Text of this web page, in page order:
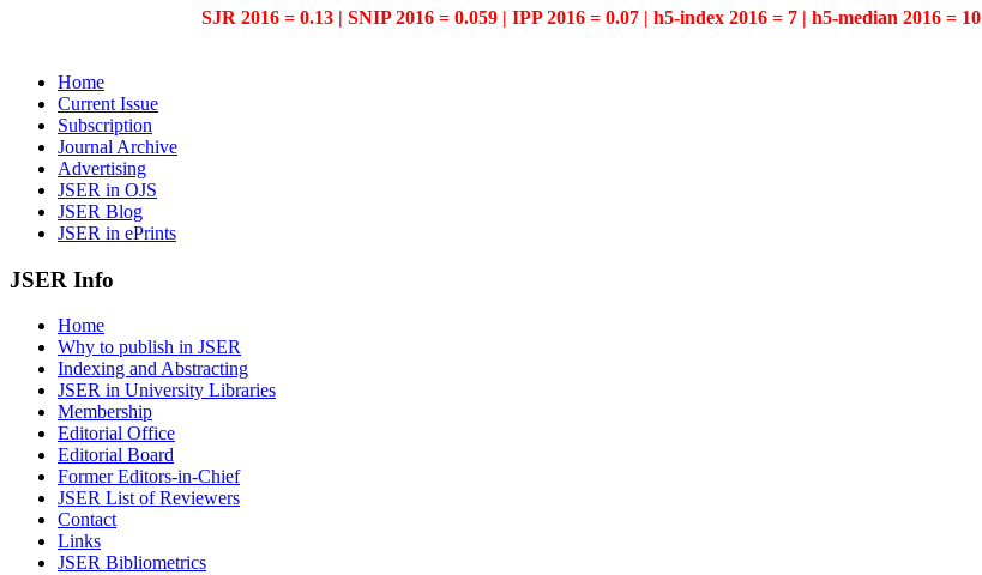
SJR 2016 = 0.13 | SNIP 2016 = 0.059 | IPP 2016 = 0.07 | h5-index 2016 = 7 | h5-median 2016 = 10
Home
Current Issue
Subscription
Journal Archive
Advertising
JSER in OJS
JSER Blog
JSER in ePrints
JSER Info
Home
Why to publish in JSER
Indexing and Abstracting
JSER in University Libraries
Membership
Editorial Office
Editorial Board
Former Editors-in-Chief
JSER List of Reviewers
Contact
Links
JSER Bibliometrics